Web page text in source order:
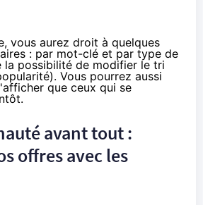
vous aurez droit à quelques
: par mot-clé et par type de
la possibilité de modifier le tri
Vous pourrez aussi
que ceux qui se
avant tout :
offres avec les